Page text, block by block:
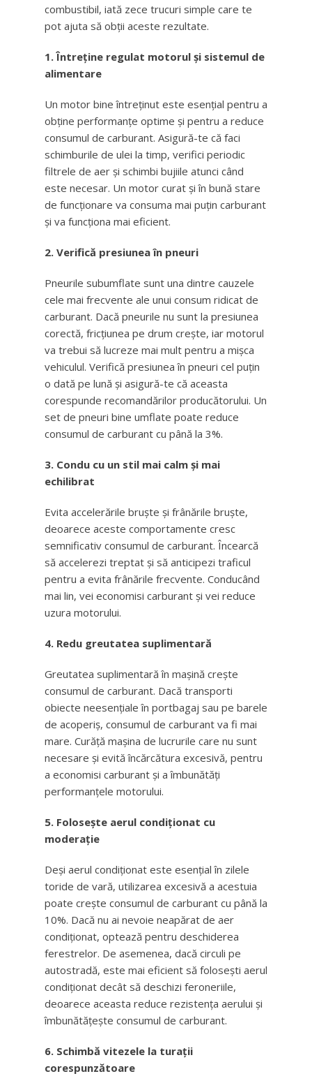
combustibil, iată zece trucuri simple care te
pot ajuta să obții aceste rezultate.
1. Întreține regulat motorul și sistemul de
alimentare
Un motor bine întreținut este esențial pentru a
obține performanțe optime și pentru a reduce
consumul de carburant. Asigură-te că faci
schimburile de ulei la timp, verifici periodic
filtrele de aer și schimbi bujiile atunci când
este necesar. Un motor curat și în bună stare
de funcționare va consuma mai puțin carburant
și va funcționa mai eficient.
2. Verifică presiunea în pneuri
Pneurile subumflate sunt una dintre cauzele
cele mai frecvente ale unui consum ridicat de
carburant. Dacă pneurile nu sunt la presiunea
corectă, fricțiunea pe drum crește, iar motorul
va trebui să lucreze mai mult pentru a mișca
vehiculul. Verifică presiunea în pneuri cel puțin
o dată pe lună și asigură-te că aceasta
corespunde recomandărilor producătorului. Un
set de pneuri bine umflate poate reduce
consumul de carburant cu până la 3%.
3. Condu cu un stil mai calm și mai
echilibrat
Evita accelerările bruște și frânările bruşte,
deoarece aceste comportamente cresc
semnificativ consumul de carburant. Încearcă
să accelerezi treptat și să anticipezi traficul
pentru a evita frânările frecvente. Conducând
mai lin, vei economisi carburant și vei reduce
uzura motorului.
4. Redu greutatea suplimentară
Greutatea suplimentară în mașină crește
consumul de carburant. Dacă transporti
obiecte neesențiale în portbagaj sau pe barele
de acoperiș, consumul de carburant va fi mai
mare. Curăță mașina de lucrurile care nu sunt
necesare și evită încărcătura excesivă, pentru
a economisi carburant și a îmbunătăți
performanțele motorului.
5. Folosește aerul condiționat cu
moderație
Deși aerul condiționat este esențial în zilele
toride de vară, utilizarea excesivă a acestuia
poate crește consumul de carburant cu până la
10%. Dacă nu ai nevoie neapărat de aer
condiționat, optează pentru deschiderea
ferestrelor. De asemenea, dacă circuli pe
autostradă, este mai eficient să folosești aerul
condiționat decât să deschizi feroneriile,
deoarece aceasta reduce rezistența aerului și
îmbunătățește consumul de carburant.
6. Schimbă vitezele la turații
corespunzătoare